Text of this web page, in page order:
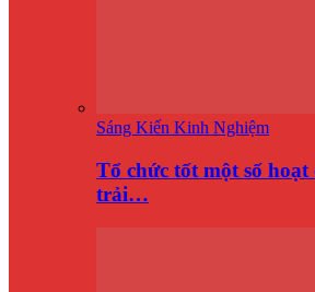
Sáng Kiến Kinh Nghiệm
Tổ chức tốt một số
trải…